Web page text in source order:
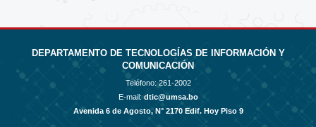
DEPARTAMENTO DE TECNOLOGÍAS DE INFORMACIÓN Y
COMUNICACIÓN
Teléfono: 261-2002
E-mail: dtic@umsa.bo
Avenida 6 de Agosto, N° 2170 Edif. Hoy Piso 9